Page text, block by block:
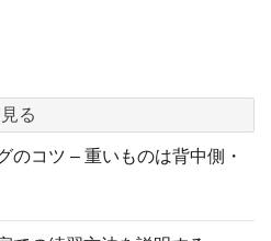
る
のコツ – 重いものは背中側・